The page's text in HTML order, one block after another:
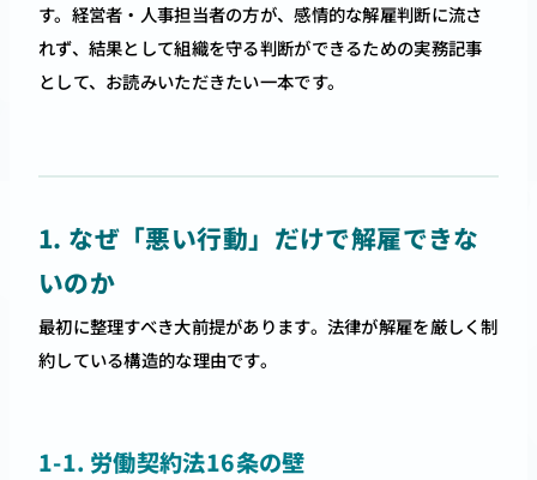
す。経営者・人事担当者の方が、感情的な解雇判断に流さ
れず、結果として組織を守る判断ができるための実務記事
として、お読みいただきたい一本です。
1. なぜ「悪い行動」だけで解雇できな
いのか
最初に整理すべき大前提があります。法律が解雇を厳しく制
約している構造的な理由です。
1-1. 労働契約法16条の壁